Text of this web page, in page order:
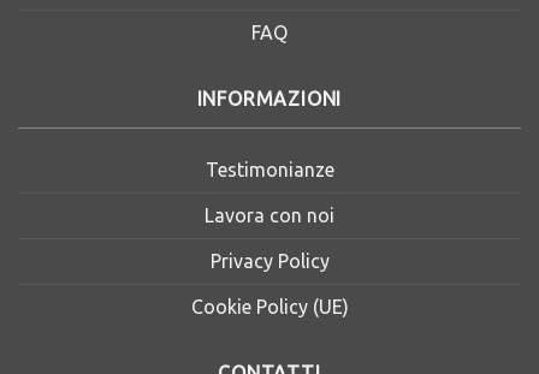
FAQ
INFORMAZIONI
Testimonianze
Lavora con noi
Privacy Policy
Cookie Policy (UE)